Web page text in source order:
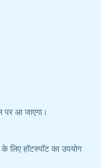
आ जाएगा।
हॉटस्पॉट का उपयोग